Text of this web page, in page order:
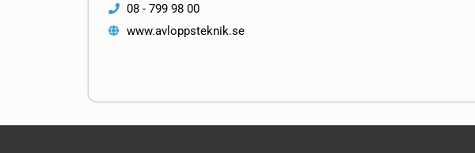
08 - 799 98 00
www.avloppsteknik.se